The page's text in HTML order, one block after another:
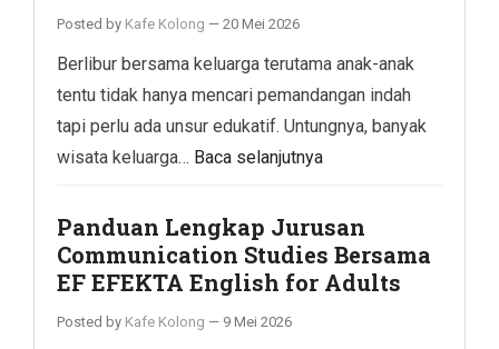
Posted by Kafe Kolong — 20 Mei 2026
Berlibur bersama keluarga terutama anak-anak
tentu tidak hanya mencari pemandangan indah
tapi perlu ada unsur edukatif. Untungnya, banyak
wisata keluarga… Baca selanjutnya
Panduan Lengkap Jurusan
Communication Studies Bersama
EF EFEKTA English for Adults
Posted by Kafe Kolong — 9 Mei 2026